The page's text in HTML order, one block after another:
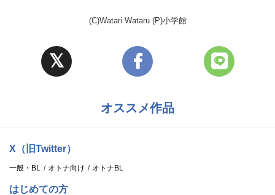
(C)Watari Wataru (P)小学館
オススメ作品
X（旧Twitter）
一般・BL オトナ向け オトナBL
はじめての方